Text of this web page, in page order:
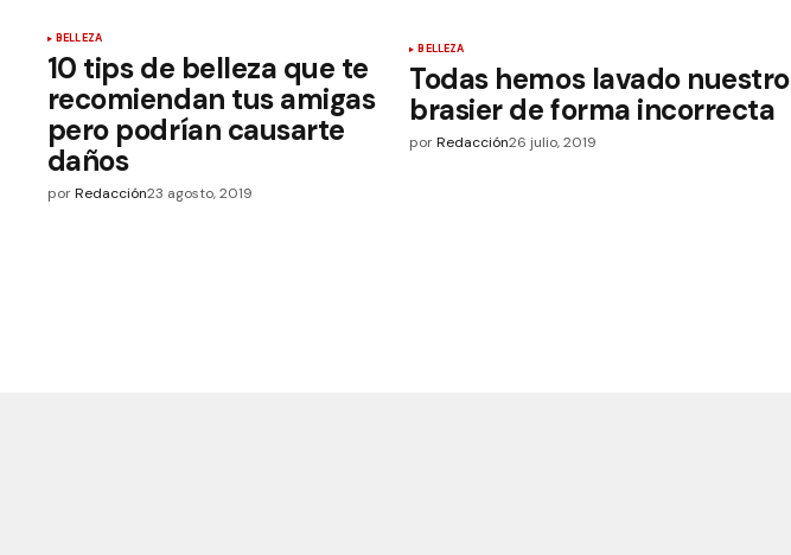
BELLEZA
10 tips de belleza que te
recomiendan tus amigas
pero podrían causarte
daños
porRedacción23 agosto, 2019
BELLEZA
Todas hemos lavado nuestro
brasier de forma incorrecta
por Redacción26 julio, 2019